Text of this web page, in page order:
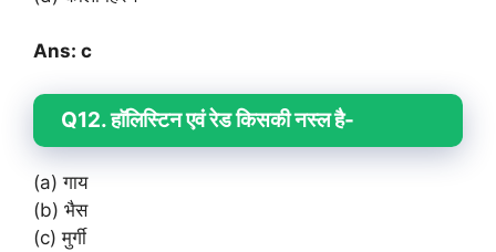
Ans: c
Q12. हाॅलिस्टिन एवं रेड किसकी नस्ल है-
(a) गाय
(b) भैस
(c) मुर्गी